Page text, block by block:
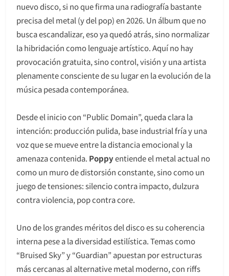
nuevo disco, si no que firma una radiografía bastante
precisa del metal (y del pop) en 2026. Un álbum que no
busca escandalizar, eso ya quedó atrás, sino normalizar
la hibridación como lenguaje artístico. Aquí no hay
provocación gratuita, sino control, visión y una artista
plenamente consciente de su lugar en la evolución de la
música pesada contemporánea.
Desde el inicio con “Public Domain”, queda clara la
intención: producción pulida, base industrial fría y una
voz que se mueve entre la distancia emocional y la
amenaza contenida. Poppyentiende el metal actual no
como un muro de distorsión constante, sino como un
juego de tensiones: silencio contra impacto, dulzura
contra violencia, pop contra core.
Uno de los grandes méritos del disco es su coherencia
interna pese a la diversidad estilística. Temas como
“Bruised Sky” y “Guardian” apuestan por estructuras
más cercanas al alternative metal moderno, con riffs